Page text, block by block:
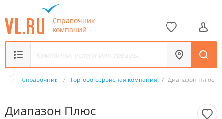
Справочник
компаний
/ Справочник / Торгово-сервисная компания / Диапазон Плюс
Диапазон Плюс